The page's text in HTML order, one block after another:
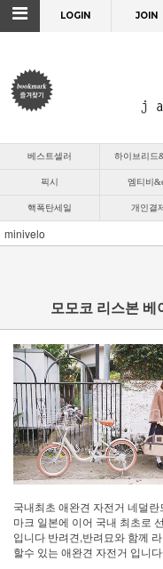
LOGIN JOIN
베스트셀러 하이브리드
픽시 엠티비
핵폭탄세일 개인결
minivelo
모모코 리스본
국내최초 애완견 자전거 네덜란
마크 일본에 이어 국내 최초로
입니다 반려견,반려묘와 함께
할수 있는 애완견 자전거 입니